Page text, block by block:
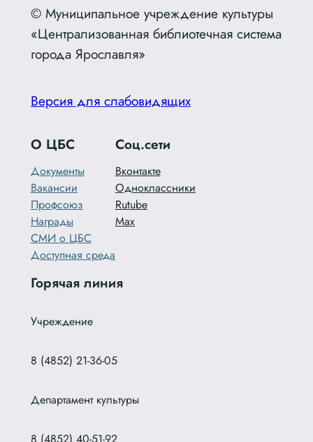
© Муниципальное учреждение культуры
«Централизованная библиотечная система
города Ярославля»
Версия для слабовидящих
О ЦБС
Документы
Вакансии
Профсоюз
Награды
СМИ о ЦБС
Доступная среда
Соц.сети
Вконтакте
Одноклассники
Rutube
Max
Горячая линия
Учреждение
8 (4852) 21-36-05
Департамент культуры